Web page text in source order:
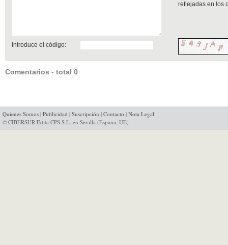
reflejadas en los
Introduce el código:
Comentarios - total 0
Quienes Somos | Publicidad | Suscripción | Contacto | Nota Legal
© CIBERSUR Edita CPS S.L. en Sevilla (España, UE)